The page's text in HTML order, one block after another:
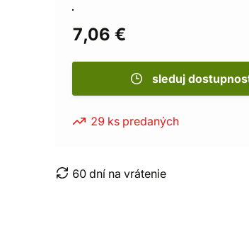
7,06 €
sleduj
29 ks predaných
60 dní na vrátenie